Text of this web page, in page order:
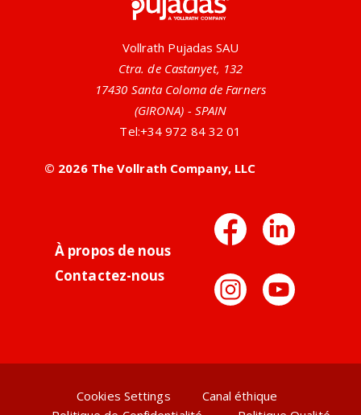
Ustensiles Antimicrobiens Naturels
ont des ions d'argent ou de zinc intégrés dans les
poignées. Cette conception fournit une solution
antimicrobienne...
En savoir plus >
Vollrath Pujadas SAU
Ctra. de Castanyet, 132
17430 Santa Coloma de Farners
(GIRONA) - SPAIN
Tel:+34 972 84 32 01
© 2026 The Vollrath Company, LLC
À propos de nous
Contactez-nous
Cookies Settings
Canal éthique